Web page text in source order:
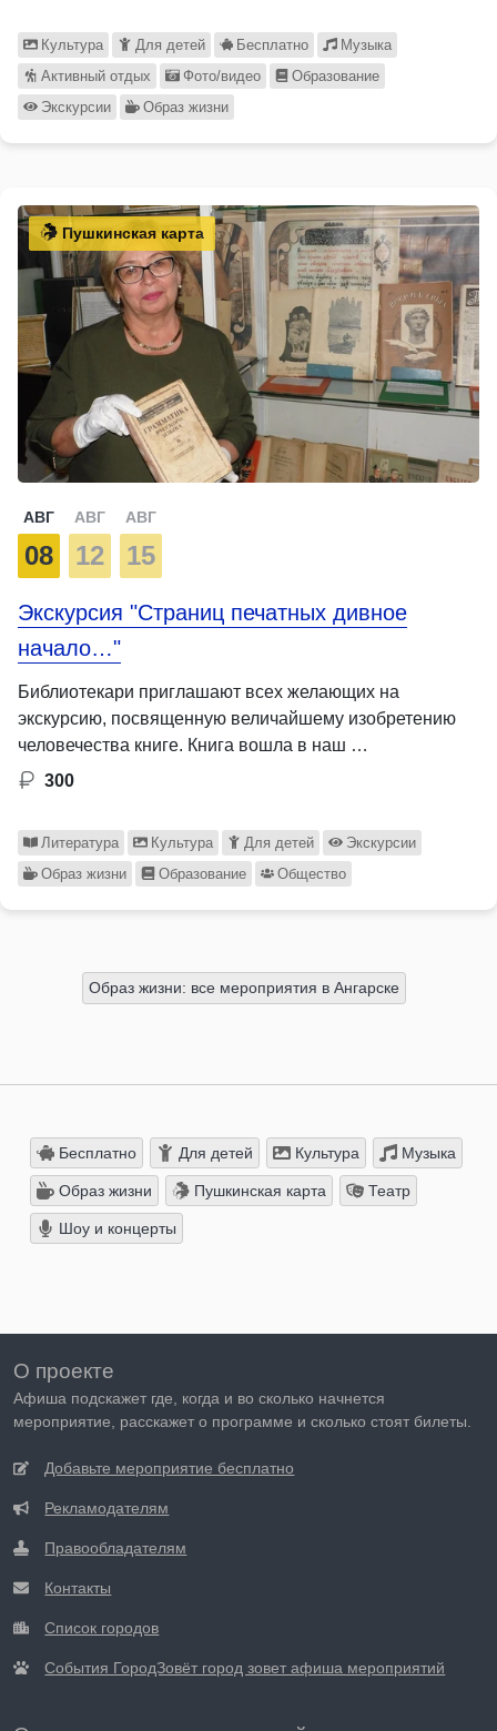
Культура Для детей Бесплатно
Музыка
Активный отдых
Фото/видео
Образование
Экскурсии
Образ жизни
Пушкинская карта
АВГ
08
АВГ
12
АВГ
15
Экскурсия "Страниц печатных дивное
начало…"
Библиотекари приглашают всех желающих на
экскурсию, посвященную величайшему изобретению
человечества книге. Книга вошла в наш …
300
Литература Культура Для детей
Экскурсии
Образ жизни
Образование Общество
Образ жизни: все мероприятия в Ангарске
Бесплатно Для детей Культура Музыка
Образ жизни Пушкинская карта Театр
Шоу и концерты
О проекте
Афиша подскажет где, когда и во сколько начнется
мероприятие, расскажет о программе и сколько стоят билеты.
Добавьте мероприятие бесплатно
Рекламодателям
Правообладателям
Контакты
Список городов
События ГородЗовёт город зовет афиша мероприятий